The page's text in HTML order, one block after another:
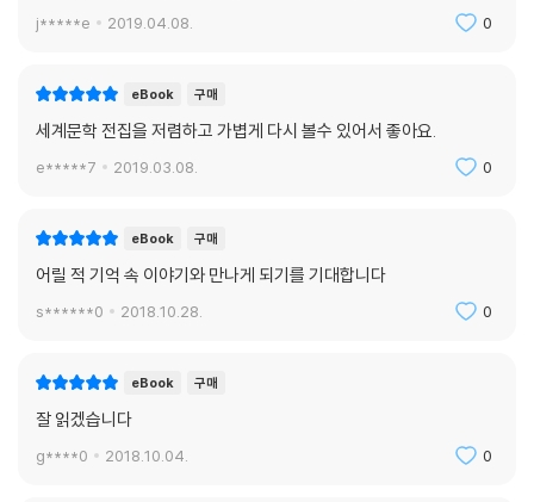
j*****e 2019.04.08. 0
eBook 구매
세계문학 전집을 저렴하고 가볍게 다시 볼수 있어서 좋아요.
e*****7 2019.03.08. 0
eBook 구매
어릴 적 기억 속 이야기와 만나게 되기를 기대합니다
s******0 2018.10.28. 0
eBook 구매
잘 읽겠습니다
g****0 2018.10.04. 0